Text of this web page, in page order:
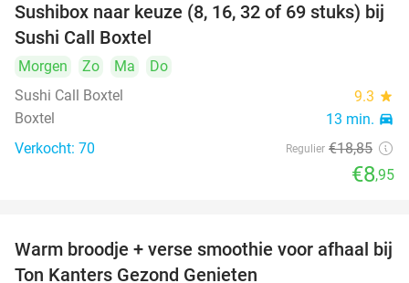
53%
Sushibox naar keuze (8, 16, 32 of 69 stuks) bij
Sushi Call Boxtel
Morgen Zo Ma
Do
Sushi Call Boxtel
9.3 star
Boxtel 13 min. directions_car
Verkocht: 70 Regulier €18,85
€8,95
43%
Warm broodje + verse smoothie voor afhaal bij
Ton Kanters Gezond Genieten